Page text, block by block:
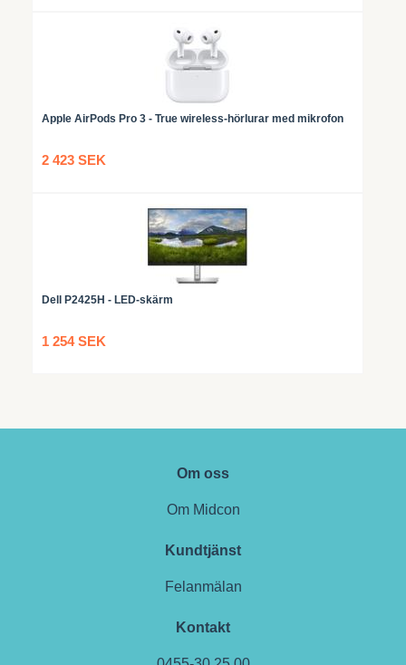
Apple AirPods Pro 3 - True wireless-hörlurar med mikrofon
2 423 SEK
Dell P2425H - LED-skärm
1 254 SEK
Om oss
Om Midcon
Kundtjänst
Felanmälan
Kontakt